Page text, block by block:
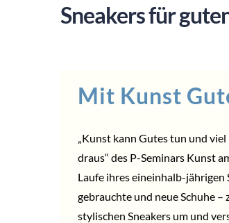
Sneakers für
Mit Kunst
„Kunst kann Gutes tun und viel
draus“ des P-Seminars Kunst
Laufe ihres eineinhalb-jährigen
gebrauchte und neue Schuhe –
stylischen Sneakers um und